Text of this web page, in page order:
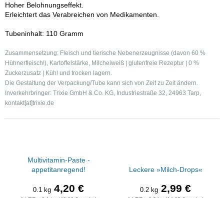
Hoher Belohnungseffekt.
Erleichtert das Verabreichen von Medikamenten.
Tubeninhalt: 110 Gramm
Zusammensetzung: Fleisch und tierische Nebenerzeugnisse (davon 60 %
Hühnerfleisch!), Kartoffelstärke, Milcheiweiß | glutenfreie Rezeptur | 0 %
Zuckerzusatz | Kühl und trocken lagern.
Die Gestaltung der Verpackung/Tube kann sich von Zeit zu Zeit ändern.
Inverkehrbringer: Trixie GmbH & Co. KG, Industriestraße 32, 24963 Tarp,
kontakt[at]trixie.de
Multivitamin-Paste -
appetitanregend!
0.1 kg 4,20 €
Leckere »Milch-Drops«
0.2 kg 2,99 €